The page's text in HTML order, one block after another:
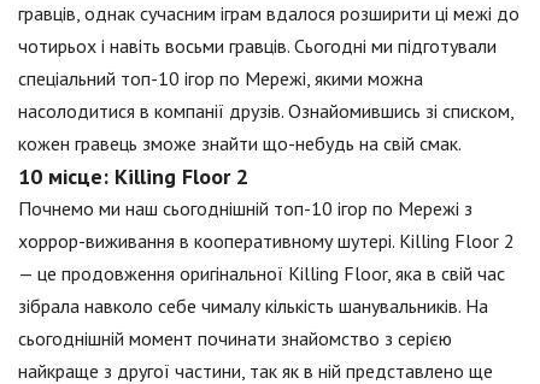
гравців, однак сучасним іграм вдалося розширити ці межі до
чотирьох і навіть восьми гравців. Сьогодні ми підготували
спеціальний топ-10 ігор по Мережі, якими можна
насолодитися в компанії друзів. Ознайомившись зі списком,
кожен гравець зможе знайти що-небудь на свій смак.
10 місце: Killing Floor 2
Почнемо ми наш сьогоднішній топ-10 ігор по Мережі з
хоррор-виживання в кооперативному шутері. Killing Floor 2
— це продовження оригінальної Killing Floor, яка в свій час
зібрала навколо себе чималу кількість шанувальників. На
сьогоднішній момент починати знайомство з серією
найкраще з другої частини, так як в ній представлено ще